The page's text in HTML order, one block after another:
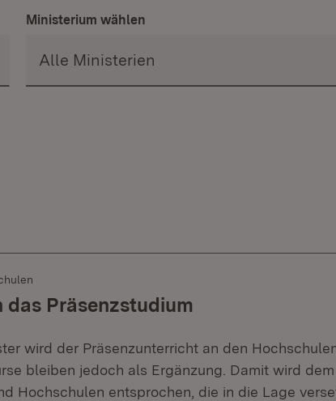
Ministerium wählen
das Präsenzstudium
wird der Präsenzunterricht an den
bleiben jedoch als Ergänzung. Damit wird
Hochschulen entsprochen, die in die Lage